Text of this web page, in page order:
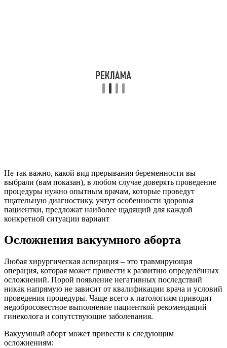
Не так важно, какой вид прерывания беременности вы
выбрали (вам показан), в любом случае доверять проведение
процедуры нужно опытным врачам, которые проведут
тщательную диагностику, учтут особенности здоровья
пациентки, предложат наиболее щадящий для каждой
конкретной ситуации вариант
Осложнения вакуумного аборта
Любая хирургическая аспирация – это травмирующая
операция, которая может привести к развитию определённых
осложнений. Порой появление негативных последствий
никак напрямую не зависит от квалификации врача и условий
проведения процедуры. Чаще всего к патологиям приводит
недобросовестное выполнение пациенткой рекомендаций
гинеколога и сопутствующие заболевания.
Вакуумный аборт может привести к следующим
осложнениям: